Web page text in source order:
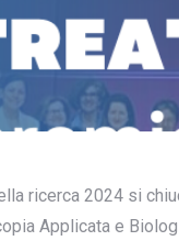
ricerca 2024 si
Applicata e